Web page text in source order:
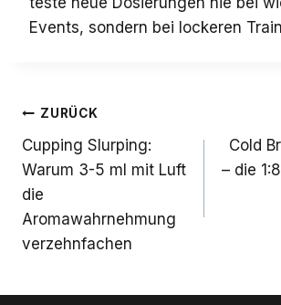
Events, sondern bei lockeren
Beitrags-
Navigation
ZURÜCK
Cupping Slurping:
Warum 3-5 ml mit Luft
die
Aromawahrnehmung
verzehnfachen
Cold
– die